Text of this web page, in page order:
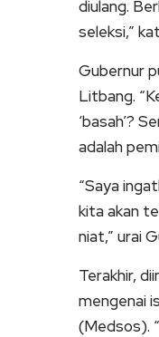
diulang.
seleksi,”
Gubernur
Litbang.
‘basah’?
adalah
“Saya
kita akan
niat,” urai
Terakhir,
mengenai
(Medsos).